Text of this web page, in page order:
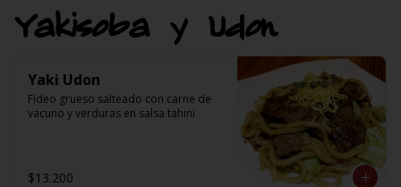
Yakisoba y Udon
Yaki Udon
Fideo grueso salteado con carne de
vacuno y verduras en salsa tahini
$13.200